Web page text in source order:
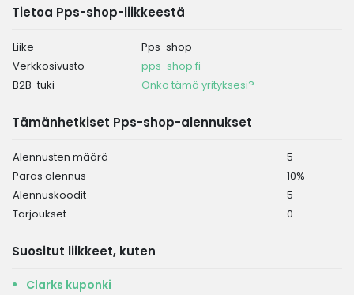
Tietoa Pps-shop-liikkeestä
Liike
Pps-shop
Verkkosivusto
pps-shop.fi
B2B-tuki
Onko tämä yrityksesi?
Tämänhetkiset Pps-shop-alennukset
Alennusten määrä
5
Paras alennus
10%
Alennuskoodit
5
Tarjoukset
0
Suositut liikkeet, kuten
Clarks kuponki